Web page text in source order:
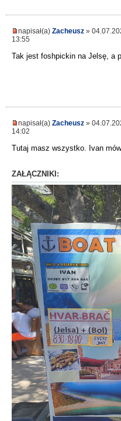
napisał(a) Zacheusz »
13:55
Tak jest foshpickin na Jelsę, a
napisał(a) Zacheusz »
14:02
Tutaj masz wszystko. Ivan
ZAŁĄCZNIKI: